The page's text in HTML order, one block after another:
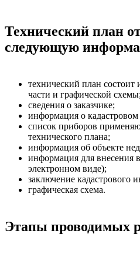
Технический план
следующую
технический план состоит
части и графической схемы;
сведения о заказчике;
информация о
список приборов
технического плана;
информация об объекте
информация для внесения
электронном виде);
заключение кадастрового
графическая схема.
Этапы проводимых